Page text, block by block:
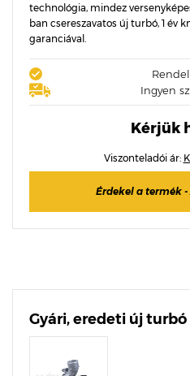
technológia, mindez
ban csereszavatos új turbó, 1 év
garanciával.
Ingyen
Kérjük
Viszonteladói ár:
Érdekel a termék
Gyári, eredeti új turbó